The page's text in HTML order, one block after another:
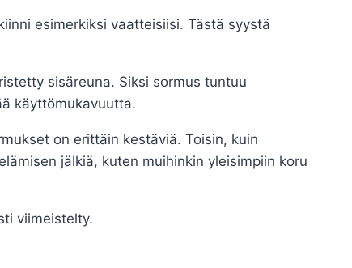
esimerkiksi vaatteisiisi. Tästä syystä
sisäreuna. Siksi sormus tuntuu
käyttömukavuutta.
on erittäin kestäviä. Toisin, kuin
jälkiä, kuten muihinkin yleisimpiin koru
viimeistelty.